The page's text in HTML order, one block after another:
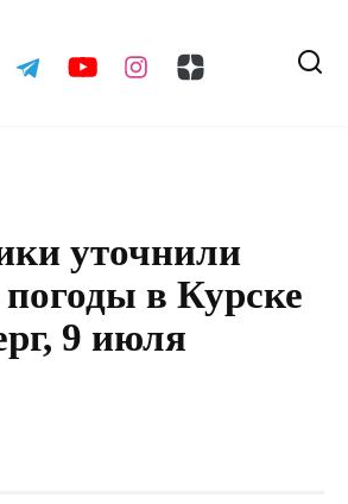
уточнили
погоды в Курске
9 июля